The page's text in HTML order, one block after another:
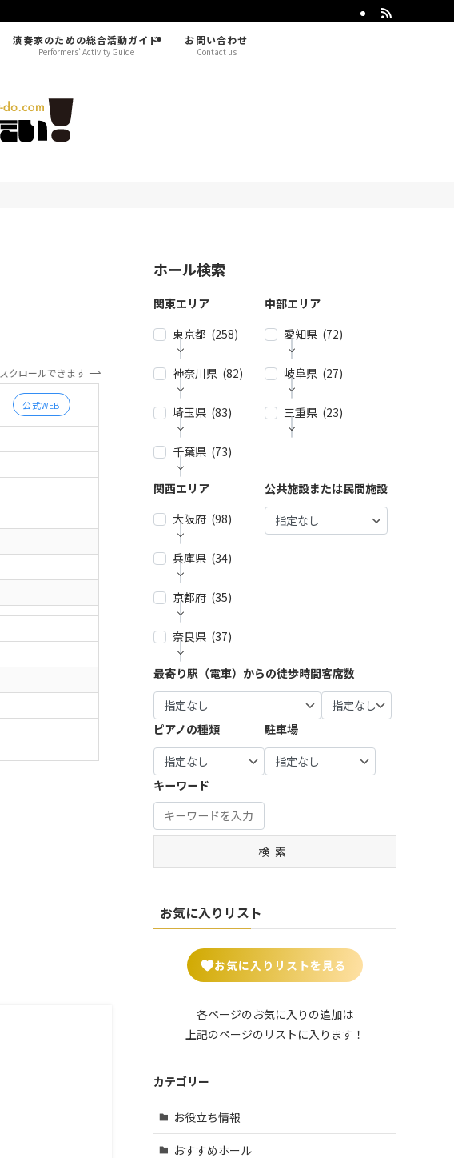
演奏家のための総合活動ガイド
Performers’ Activity Guide
お問い合わせ
Contact us
スクロールできます
公式WEB
ホール検索
関東エリア
東京都 (258)
| … 新宿
谷区 (3
9)
| … 千代
田区・
区・港
区・大
田区 (1
| … 目黒
田谷
| … 豊島
区・文
京区 (1
0)
| … 練馬
区・板
橋区 (1
| … 中野
区・杉
3)
区・台
東区・
区・荒
川区 (2
| … 葛飾
区・墨
区・江
区 (39)
| … 八王
子市・
神奈川県 (82)
| … 横浜
| … 川崎
| … 鎌倉
子・横
市・藤
| … 相模
茅ヶ崎
市・平
| … 厚木
市・小
田原
市・町
田市・
大和
市・海
市 (5)
埼玉県 (83)
| … 春日
富士見
じみ野
| … 狭山
深谷
巣市 (6)
市・熊
谷市・
坂戸
市・羽
生市 (6)
| … 比企
郡・入
間郡・
入間
市・秩
郡・北
足立
| … さい
たま
| … 川口
市・越
市 (14)
市・草
千葉県 (73)
| … 千葉
橋市・
市 (21)
市・市
市・佐
4)
| … 市川
市・柏
市・習
志野
市・流
山市 (1
7)
| … 野田
市・成
木更津
我孫子
市 (19)
| … 四街
道市・
君津
ケ浦
市・鎌
中部エリア
愛知県 (72)
| … 名古
7)
宮市 (6)
| … 稲沢
市/・尾
海市・
市・刈
谷市 (7)
市・安
城市・
2)
市・西
0)
岐阜県 (27)
| … 岐阜
| … 各務
関市・
羽島
市・中
市 (5)
| … 瑞穂
県市 (1)
| … 郡上
三重県 (23)
日市
| … 鈴鹿
市・松
郡 (3)
| … 伊勢
市・志
関西エリア
大阪府 (98)
| … 大阪
市 (61)
阪市 ・
枚方
田市・
泉佐野
市 (9)
| … 豊中
市・吹
田市 ・
高槻
市・茨
木市 (1
5)
市・寝
和田
市・守
口市 (5)
| … 門真
原市・
和泉市
・箕面
| … 羽曳
柏原
市・富
田林
兵庫県 (34)
| … 神戸
屋市 (1
5)
| … 尼崎
宮市・
宝塚
市 (7)
| … 姫路
市・明
石市・
伊丹
市 (8)
京都府 (35)
| … 京都
治市 (1
| … 向日
市・八
綾部
市・宮
津市・
南丹
市・京
丹後
城陽
市・京
市・木
津川
| … 長岡
京市・
亀岡
鶴市 (4)
奈良県 (37)
| … 奈良
市・橿
原市・
生駒
市・生
駒郡 (2
1)
| … 大和
郡山
市・香
| … 葛城
市・平
群町・
王寺
町・大
市 (6)
| … 御所
宇陀
公共施設または民間施設
最寄り駅（電車）からの徒歩時間客席数
ピアノの種類 駐車場
キーワード
検索
お気に入りリスト
お気に入りリストを見る
各ページのお気に入りの追加は
上記のページのリストに入ります！
カテゴリー
お役立ち情報
おすすめホール